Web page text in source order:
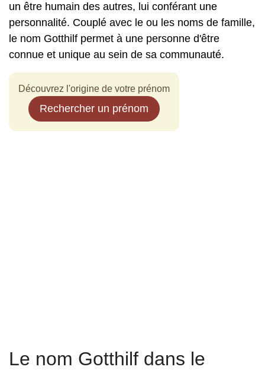
un être humain des autres, lui conférant une
personnalité. Couplé avec le ou les noms de famille,
le nom Gotthilf permet à une personne d'être
connue et unique au sein de sa communauté.
Découvrez l'origine de votre prénom
Rechercher un prénom
Le nom Gotthilf dans le